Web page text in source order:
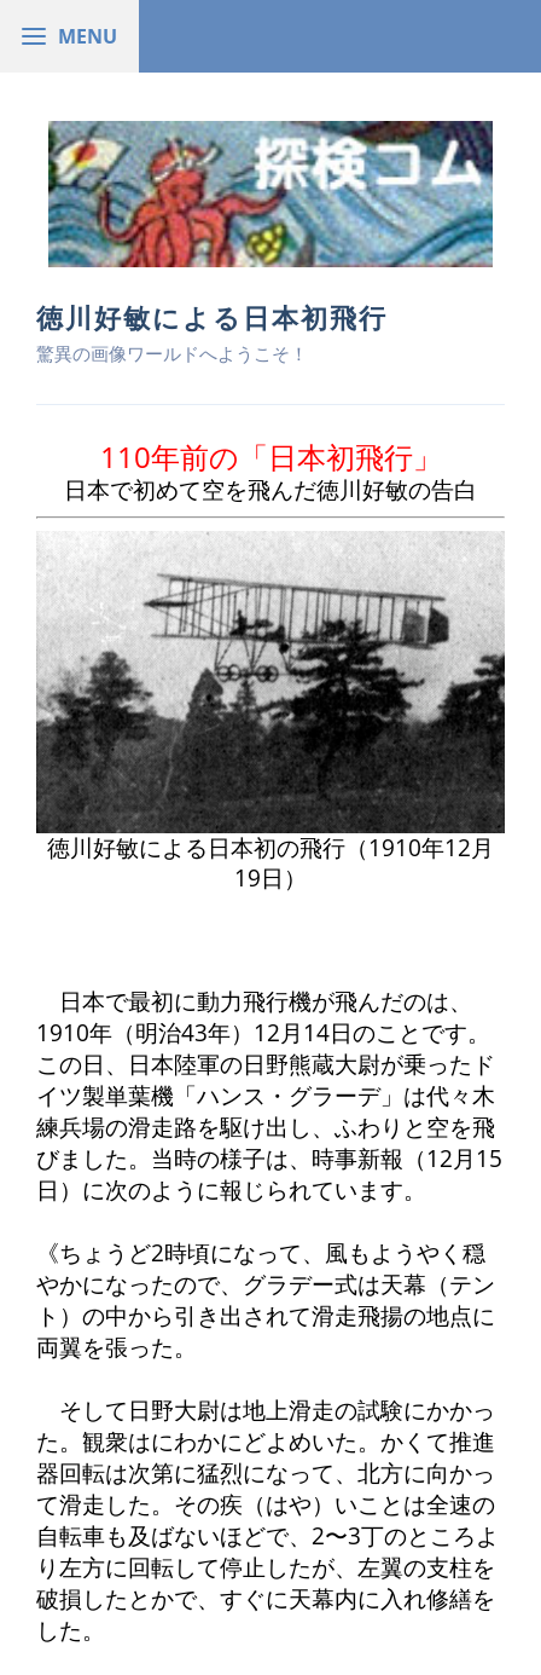
徳川好敏による日本初飛行
驚異の画像ワールドへようこそ！
110年前の「日本初飛行」
日本で初めて空を飛んだ徳川好敏の告白
徳川好敏による日本初の飛行（1910年12月
19日）
日本で最初に動力飛行機が飛んだのは、
1910年（明治43年）12月14日のことです。
この日、日本陸軍の日野熊蔵大尉が乗ったド
イツ製単葉機「ハンス・グラーデ」は代々木
練兵場の滑走路を駆け出し、ふわりと空を飛
びました。当時の様子は、時事新報（12月15
日）に次のように報じられています。
《ちょうど2時頃になって、風もようやく穏
やかになったので、グラデー式は天幕（テン
ト）の中から引き出されて滑走飛揚の地点に
両翼を張った。
そして日野大尉は地上滑走の試験にかかっ
た。観衆はにわかにどよめいた。かくて推進
器回転は次第に猛烈になって、北方に向かっ
て滑走した。その疾（はや）いことは全速の
自転車も及ばないほどで、2〜3丁のところよ
り左方に回転して停止したが、左翼の支柱を
破損したとかで、すぐに天幕内に入れ修繕を
した。